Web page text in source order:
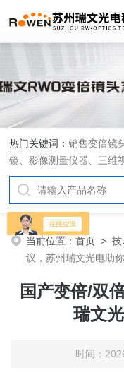
热门关键词：销售变倍镜
镜、影像测量仪器、三维
镜、工具显微镜、显微分
当前位置：首页 >技
议，苏州瑞文光电助
国产变倍/双
瑞文
时间：